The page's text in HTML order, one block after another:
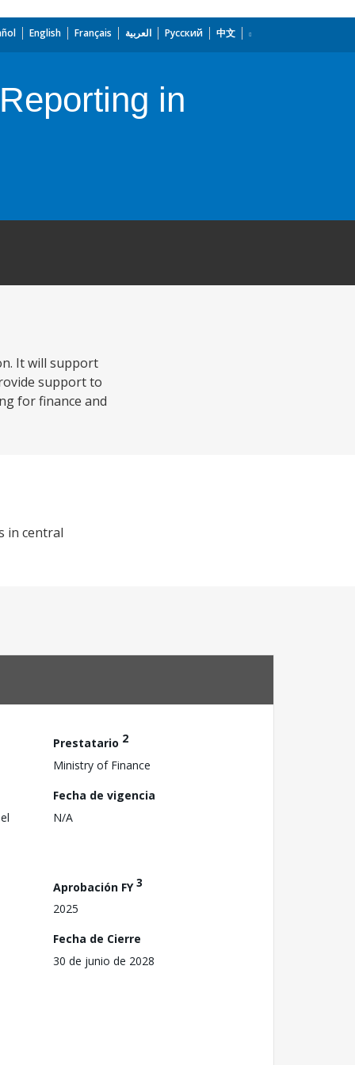
English Français العربية Русский 中文
in
It will support
support to
for finance and
in central
Prestatario 2
Ministry of Finance
Fecha de vigencia
N/A
Aprobación FY3
2025
Fecha de Cierre
30 de junio de 2028